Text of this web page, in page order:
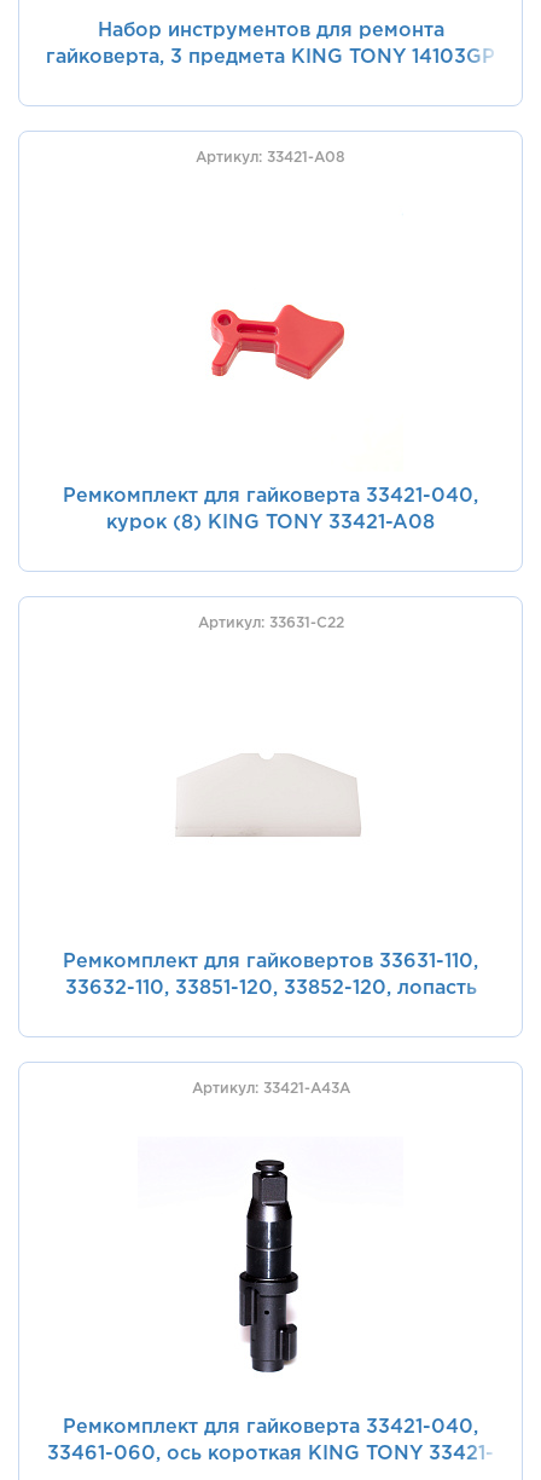
Набор инструментов для ремонта
гайковерта, 3 предмета KING TONY 14103GP
Артикул: 33421-A08
Ремкомплект для гайковерта 33421-040,
курок (8) KING TONY 33421-A08
Артикул: 33631-C22
Ремкомплект для гайковертов 33631-110,
33632-110, 33851-120, 33852-120, лопасть
Артикул: 33421-A43A
Ремкомплект для гайковерта 33421-040,
33461-060, ось короткая KING TONY 33421-